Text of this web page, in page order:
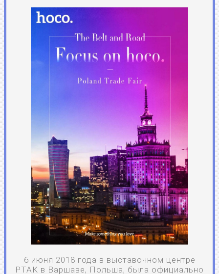
6 июня 2018 года в выставочном центре
PTAK в Варшаве, Польша, была официально